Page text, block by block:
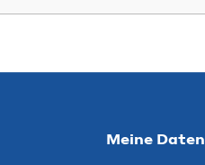
Meine Daten